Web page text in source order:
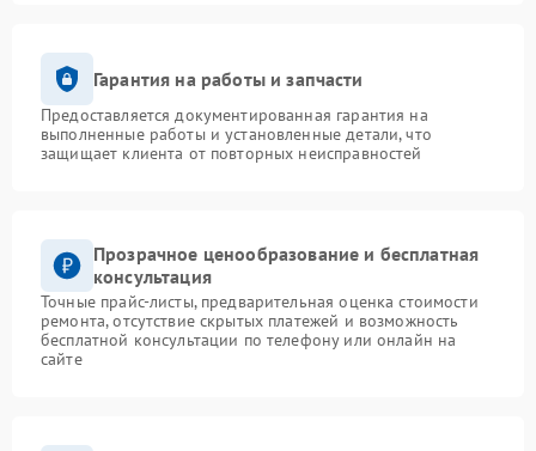
Гарантия на работы и запчасти
Предоставляется документированная гарантия на
выполненные работы и установленные детали, что
защищает клиента от повторных неисправностей
Прозрачное ценообразование и бесплатная
консультация
Точные прайс-листы, предварительная оценка стоимости
ремонта, отсутствие скрытых платежей и возможность
бесплатной консультации по телефону или онлайн на
сайте